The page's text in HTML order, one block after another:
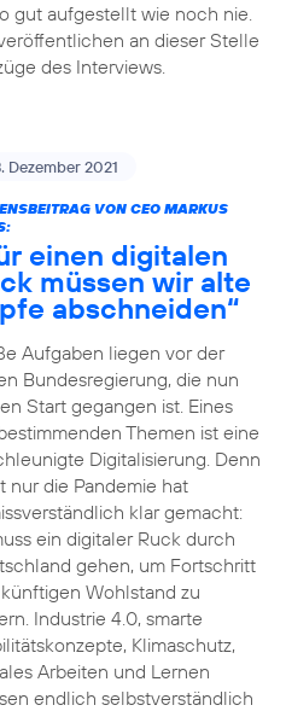
gut aufgestellt wie noch nie.
an dieser Stelle
des Interviews.
Dezember 2021
VON CEO MARKUS
einen digitalen
müssen wir alte
abschneiden“
Aufgaben liegen vor der
Bundesregierung, die nun
Start gegangen ist. Eines
Themen ist eine
Digitalisierung. Denn
nur die Pandemie hat
klar gemacht:
ein digitaler Ruck durch
gehen, um Fortschritt
Wohlstand zu
Industrie 4.0, smarte
Klimaschutz,
Arbeiten und Lernen
endlich selbstverständlich